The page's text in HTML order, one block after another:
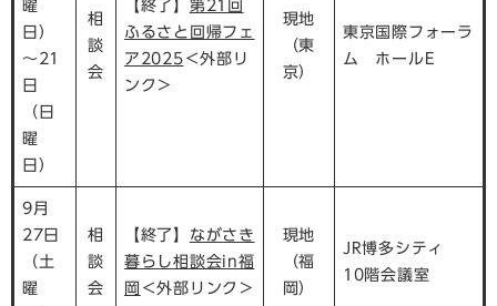
曜
日）
～21
日
（日
曜
日）
相
談
会
【終了】 第21回
ふるさと回帰フェ
ア2025 ＜外部リ
ンク＞
現地
（東
京）
東京国際フォーラ
ム ホールE
9月
27日
（土
曜
相
談
会
【終了】 ながさき
暮らし相談会in福
岡 ＜外部リンク＞
現地
（福
岡）
JR博多シティ
10階会議室